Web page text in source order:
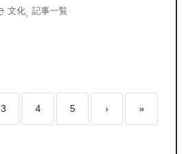
文化 記事一覧
3 4 5 › »